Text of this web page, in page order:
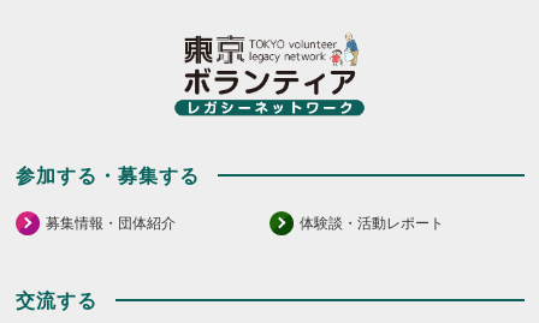
参加する・募集する
募集情報・団体紹介 体験談・活動レポート
交流する